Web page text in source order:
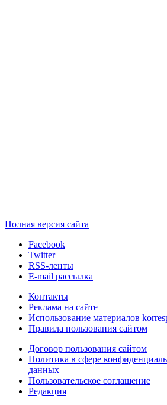
Полная версия сайта
Facebook
Twitter
RSS-ленты
E-mail рассылка
Контакты
Реклама на сайте
Использование материалов
Правила пользования сайтом
Договор пользования сайтом
Политика в сфере
данных
Пользовательское соглашение
Редакция